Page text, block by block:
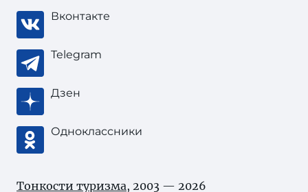
Вконтакте
Telegram
Дзен
Одноклассники
Тонкости туризма, 2003 — 2026